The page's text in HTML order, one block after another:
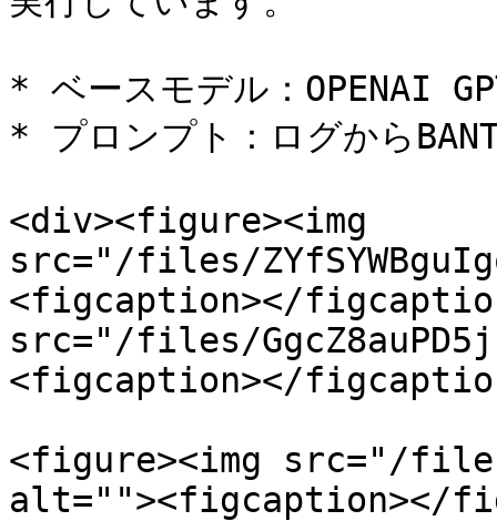
* ベースモデル：OPENAI
* プロンプト：ログから
<div><figure><img
src="/files/
<figcaption></
src="/files/
<figcaption></
<figure><img src="/files/
alt=""><figcaption></